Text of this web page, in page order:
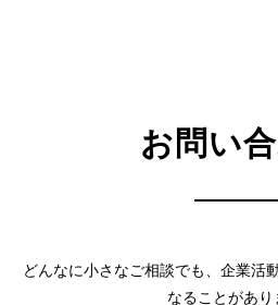
お問い
どんなに小さなご相談でも、企業活
なることがあり